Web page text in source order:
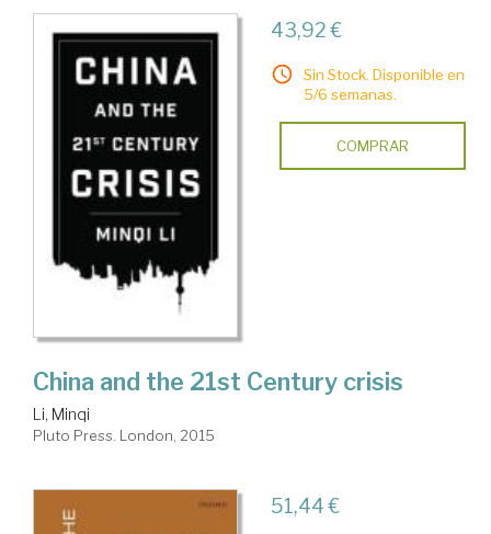
43,92 €
Sin Stock. Disponible en
5/6 semanas.
COMPRAR
China and the 21st Century crisis
Li, Minqi
Pluto Press. London, 2015
51,44 €